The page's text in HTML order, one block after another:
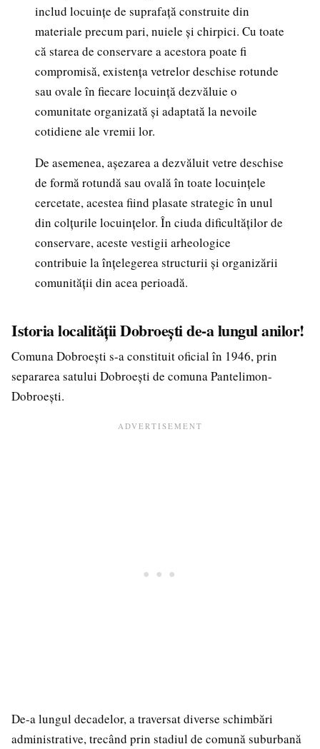
includ locuințe de suprafață construite din
materiale precum pari, nuiele și chirpici. Cu toate
că starea de conservare a acestora poate fi
compromisă, existența vetrelor deschise rotunde
sau ovale în fiecare locuință dezvăluie o
comunitate organizată și adaptată la nevoile
cotidiene ale vremii lor.
De asemenea, așezarea a dezvăluit vetre deschise
de formă rotundă sau ovală în toate locuințele
cercetate, acestea fiind plasate strategic în unul
din colțurile locuințelor. În ciuda dificultăților de
conservare, aceste vestigii arheologice
contribuie la înțelegerea structurii și organizării
comunității din acea perioadă.
Istoria localității Dobroești de-a lungul anilor!
Comuna Dobroești s-a constituit oficial în 1946, prin
separarea satului Dobroești de comuna Pantelimon-
Dobroești.
De-a lungul decadelor, a traversat diverse schimbări
administrative, trecând prin stadiul de comună suburbană